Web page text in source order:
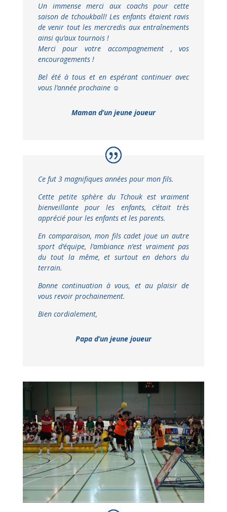
Un immense merci aux coachs pour cette
saison de tchoukball! Les enfants étaient ravis
de venir tout les mercredis aux entraînements
ainsi qu’aux tournois !
Merci pour votre accompagnement , vos
encouragements !
Bel été à tous et en espérant continuer avec
vous l’année prochaine ☺️
Maman d’un jeune joueur
Ce fut 3 magnifiques années pour mon fils.
Cette petite sphère du Tchouk est vraiment
bienveillante pour les enfants, c’était très
apprécié pour les enfants et les parents.
En comparaison, mon fils cadet joue un autre
sport d’équipe, l’ambiance n’est vraiment pas
du tout la même, et surtout en dehors du
terrain.
Bonne continuation à vous, et au plaisir de
vous revoir prochainement.
Bien cordialement,
Papa d’un jeune joueur